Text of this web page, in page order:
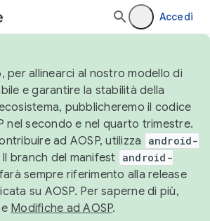
Accedi
per allinearci al nostro modello di
e garantire la stabilità della
pubblicheremo il codice
nel secondo e nel quarto trimestre.
ad AOSP, utilizza
android-
Il branch del manifest android-
farà sempre riferimento alla release
su AOSP. Per saperne di più,
Modifiche ad AOSP.